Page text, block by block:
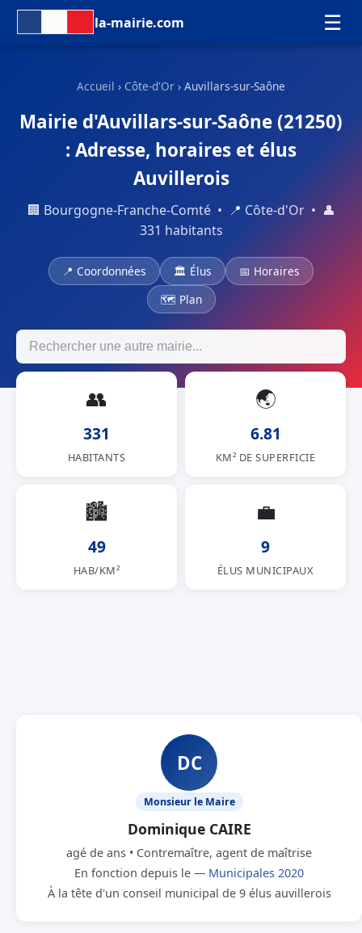
la-mairie.com ☰
Accueil › Côte-d'Or › Auvillars-sur-Saône
Mairie d'Auvillars-sur-Saône (21250)
: Adresse, horaires et élus
Auvillerois
🏢 Bourgogne-Franche-Comté • 📍 Côte-d'Or • 👤
331 habitants
📍 Coordonnées 🏛 Élus
📅 Horaires
🗺 Plan
👥
331
HABITANTS
🌏
6.81
KM² DE SUPERFICIE
🏙
49
HAB/KM²
💼
9
ÉLUS MUNICIPAUX
DC
Monsieur le Maire
Dominique CAIRE
agé de ans • Contremaître, agent de maîtrise
En fonction depuis le — Municipales 2020
À la tête d'un conseil municipal de 9 élus auvillerois